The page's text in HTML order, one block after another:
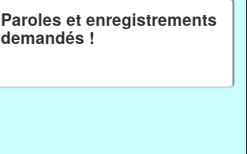
Paroles et enregistrements
demandés !